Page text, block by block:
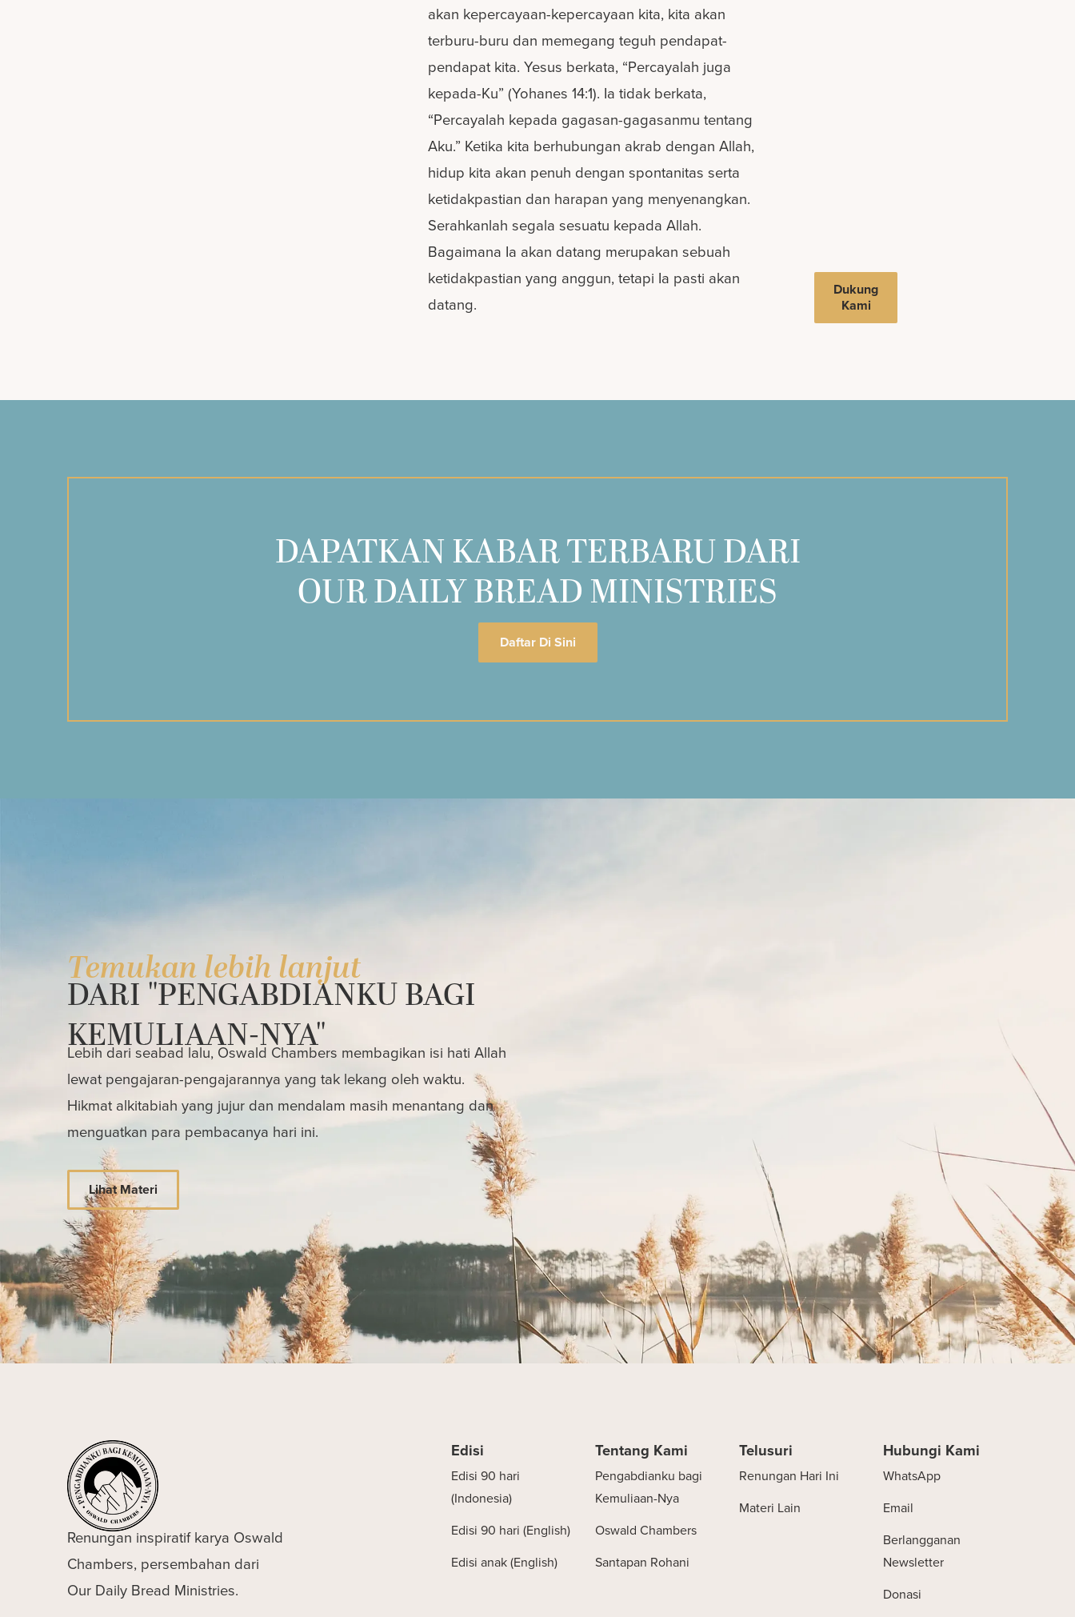
akan kepercayaan-kepercayaan kita, kita akan
terburu-buru dan memegang teguh pendapat-
pendapat kita. Yesus berkata, “Percayalah juga
kepada-Ku” (Yohanes 14:1). Ia tidak berkata,
“Percayalah kepada gagasan-gagasanmu tentang
Aku.” Ketika kita berhubungan akrab dengan Allah,
hidup kita akan penuh dengan spontanitas serta
ketidakpastian dan harapan yang menyenangkan.
Serahkanlah segala sesuatu kepada Allah.
Bagaimana Ia akan datang merupakan sebuah
ketidakpastian yang anggun, tetapi Ia pasti akan
datang.
Dukung
Kami
DAPATKAN KABAR TERBARU DARI
OUR DAILY BREAD MINISTRIES
Daftar Di Sini
Temukan lebih lanjut
DARI "PENGABDIANKU BAGI
KEMULIAAN-NYA"
Lebih dari seabad lalu, Oswald Chambers membagikan isi hati Allah
lewat pengajaran-pengajarannya yang tak lekang oleh waktu.
Hikmat alkitabiah yang jujur dan mendalam masih menantang dan
menguatkan para pembacanya hari ini.
Lihat Materi
Renungan inspiratif karya Oswald
Chambers, persembahan dari
Our Daily Bread Ministries.
Edisi
Edisi 90 hari
(Indonesia)
Edisi 90 hari (English)
Edisi anak (English)
Tentang Kami
Pengabdianku bagi
Kemuliaan-Nya
Oswald Chambers
Santapan Rohani
Telusuri
Renungan Hari Ini
Materi Lain
Hubungi Kami
WhatsApp
Email
Berlangganan
Newsletter
Donasi